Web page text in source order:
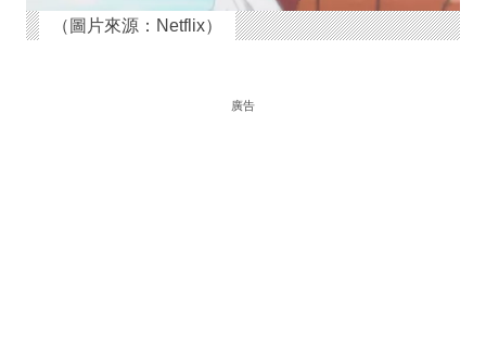
（圖片來源：Netflix）
廣告